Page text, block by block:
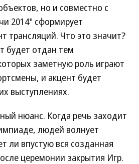
но и совместно с
2014" сформирует
трансляций. Что это значит?
будет отдан тем
заметную роль играют
и акцент будет
выступлениях.
нюанс. Когда речь заходит
людей волнует
ли впустую вся созданная
церемонии закрытия Игр.